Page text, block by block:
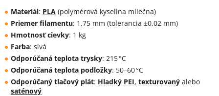
Materiál: PLA (polymérová kyselina mliečna)
Priemer filamentu: 1,75 mm (tolerancia ±0,02 mm)
Hmotnosť cievky: 1 kg
Farba: sivá
Odporúčaná teplota trysky: 215 °C
Odporúčaná teplota podložky: 50–60 °C
Odporúčaný tlačový plát: Hladký PEI, texturovaný alebo
saténový